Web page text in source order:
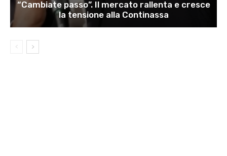
“Cambiate passo”. Il mercato rallenta e cresce
la tensione alla Continassa